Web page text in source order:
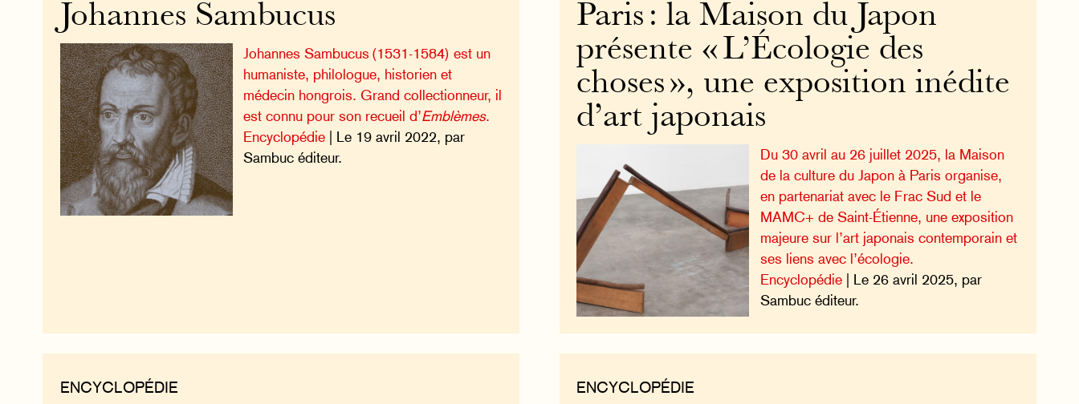
Paris : la Maison du Japon
présente « L’Écologie des
choses », une exposition inédite
d’art japonais
Du 30 avril au 26 juillet 2025, la Maison
de la culture du Japon à Paris organise,
en partenariat avec le Frac Sud et le
MAMC+ de Saint-Étienne, une exposition
majeure sur l’art japonais contemporain et
ses liens avec l’écologie.
Encyclopédie| Le 26 avril 2025, par
Sambuc éditeur.
Johannes Sambucus
Johannes Sambucus (1531-1584) est un
humaniste, philologue, historien et
médecin hongrois. Grand collectionneur, il
est connu pour son recueil d’Emblèmes.
Encyclopédie | Le 19 avril 2022, par
Sambuc éditeur.
ENCYCLOPÉDIE
ENCYCLOPÉDIE